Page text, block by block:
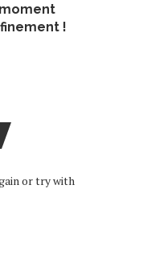
!
or try with